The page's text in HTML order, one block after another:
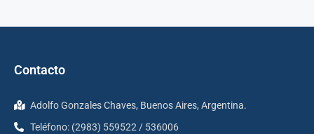
Contacto
Adolfo Gonzales Chaves, Buenos Aires, Argentina.
Teléfono: (2983) 559522 / 536006